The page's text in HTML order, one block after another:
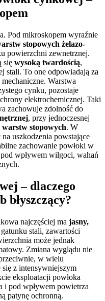
Pod mikroskopem wyraźnie
stopowych żelazo-
powierzchni zewnetrznej.
się wysoką twardością,
stali. To one odpowiadają za
Warstwa
cynku, pozostaje
elektrochemicznej. Taki
zachowuje zdolność do
, przy jednoczesnej
stopowych. W
uszkodzenia powstające
zachowanie powłoki w
wpływem wilgoci, wahań
– dlaczego
błyszczący?
najczęściej ma jasny,
stali, zawartości
może jednak
Zmiana wyglądu nie
w wielu
z intensywniejszym
eksploatacji powłoka
i pod wpływem powietrza
patynę ochronną.